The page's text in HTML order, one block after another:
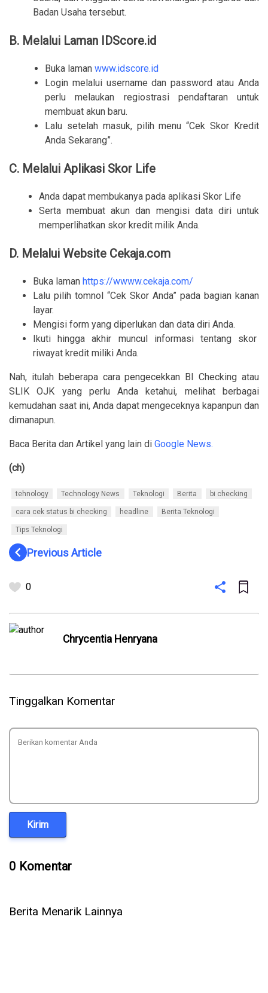
Badan Usaha tersebut.
B. Melalui Laman IDScore.id
Buka laman www.idscore.id
Login melalui username dan password atau Anda
perlu melaukan regiostrasi pendaftaran untuk
membuat akun baru.
Lalu setelah masuk, pilih menu “Cek Skor Kredit
Anda Sekarang”.
C. Melalui Aplikasi Skor Life
Anda dapat membukanya pada aplikasi Skor Life
Serta membuat akun dan mengisi data diri untuk
memperlihatkan skor kredit milik Anda.
D. Melalui Website Cekaja.com
Buka laman https://wwww.cekaja.com/
Lalu pilih tomnol “Cek Skor Anda” pada bagian kanan
layar.
Mengisi form yang diperlukan dan data diri Anda.
Ikuti hingga akhir muncul informasi tentang skor
riwayat kredit miliki Anda.
Nah, itulah beberapa cara pengecekkan BI Checking atau
SLIK OJK yang perlu Anda ketahui, melihat berbagai
kemudahan saat ini, Anda dapat mengeceknya kapanpun dan
dimanapun.
Baca Berita dan Artikel yang lain di Google News.
(ch)
tehnology Technology News Teknologi Berita bi checking
cara cek status bi checking headline Berita Teknologi
Tips Teknologi
navigate_beforePrevious Article
0
Chrycentia Henryana
Tinggalkan Komentar
Kirim
0 Komentar
Berita Menarik Lainnya